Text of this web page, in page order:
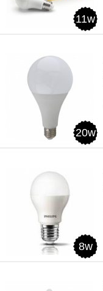
11w
20w
8w